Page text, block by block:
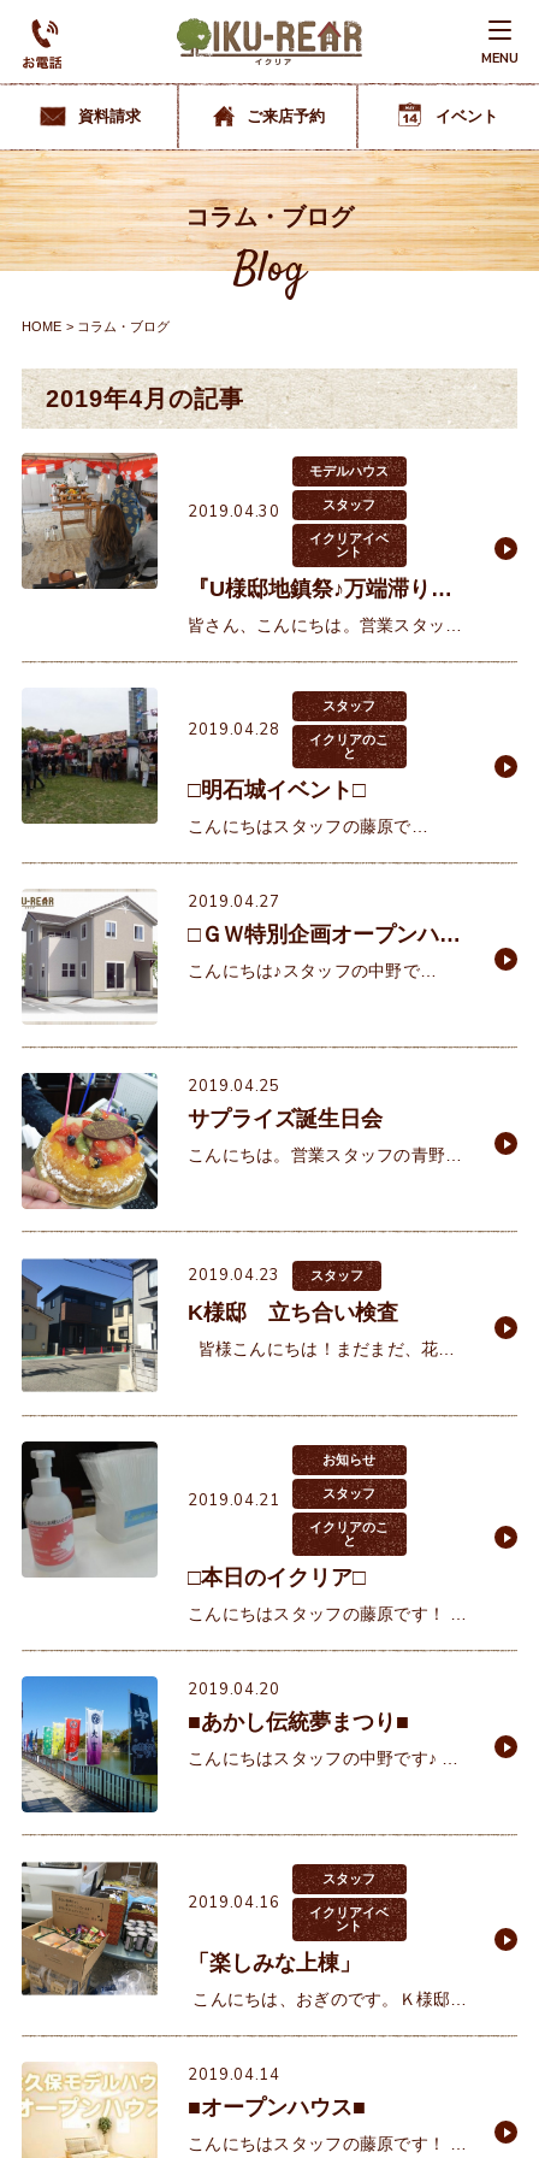
MENU
資料請求 ご来店予約 イベント
コラム・ブログ
Blog
HOME コラム・ブログ
2019年4月の記事
2019.04.30
モデルハウス
スタッフ
イクリアイベ
ント
『U様邸地鎮祭♪万端滞りな
く終わりました♪』明石市・
皆さん、こんにちは。営業スタッフ
す！ TV番組も改元カウントダウン
とか、NHK
2019.04.28
スタッフ
イクリアのこ
と
□明石城イベント□
こんにちはスタッフの藤原で
催されているようです！ ブログ用に
こっそりお店を
2019.04.27
□ＧＷ特別企画オープンハウ
ス□
こんにちは♪スタッフの中野で
思いきや、結構混んでいてびっくり
しました。 &
2019.04.25
サプライズ誕生日会
こんにちは。営業スタッフの青野で
日を迎えました～(^^♪・・・興味な
いですよね(^_^;)
2019.04.23 スタッフ
K様邸 立ち合い検査
皆様こんにちは！まだまだ、花粉
2019.04.21
お知らせ
スタッフ
イクリアのこ
と
□本日のイクリア□
こんにちはスタッフの藤原です！ Ｐ
喉をやられてしまいました((+_+))恐
るべしＰＭ
2019.04.20
■あかし伝統夢まつり■
こんにちはスタッフの中野です♪ 平
けます！！ そして明石は市制100
2019.04.16
スタッフ
イクリアイベ
ント
「楽しみな上棟」
こんにちは、おぎのです。Ｋ様邸の
作業のしやすい日和です。本日は大
工8人で朝から開始し
2019.04.14
■オープンハウス■
こんにちはスタッフの藤原です！ 4